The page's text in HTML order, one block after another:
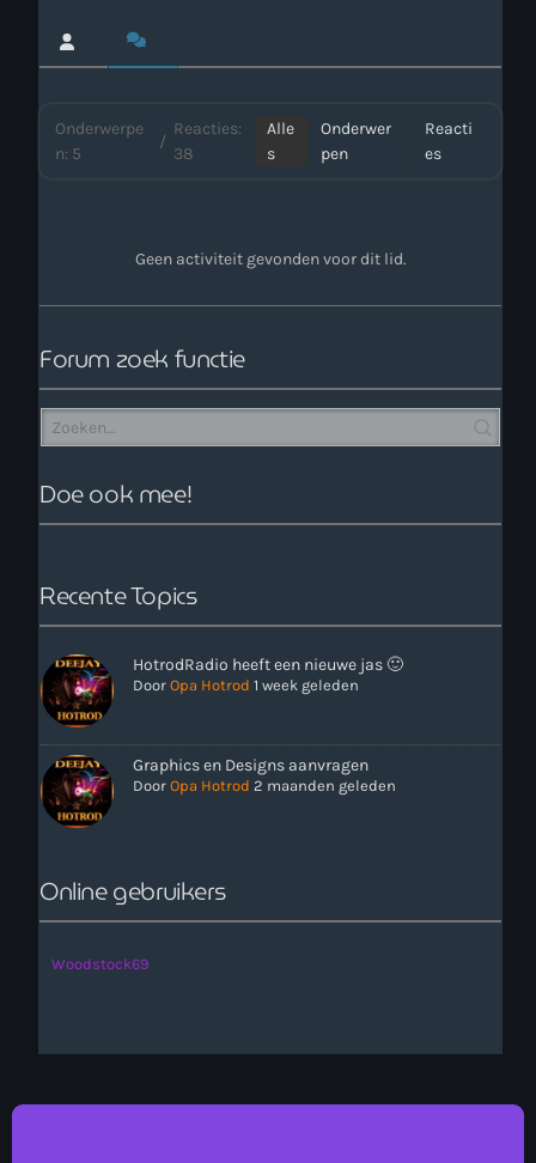
Webcam
HotrodRadio – Contact
00:00 - 12:00
Onze Non-Stop draait 24/7 op de uren als er geen Live-Dj
Nieuws
Onderwerpe
n: 5
/
Reacties:
38
Alle
s
Onderwer
pen
Reacti
es
Geen activiteit gevonden voor dit lid.
Forum zoek functie
Doe ook mee!
Recente Topics
HotrodRadio heeft een nieuwe jas 🙂
Door Opa Hotrod 1 week geleden
Graphics en Designs aanvragen
Door Opa Hotrod 2 maanden geleden
Online gebruikers
Woodstock69